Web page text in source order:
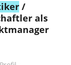
/
als